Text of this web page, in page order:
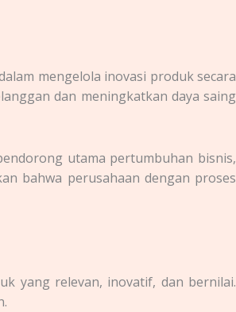
mengelola inovasi produk secara
dan meningkatkan daya saing
utama pertumbuhan bisnis,
bahwa perusahaan dengan proses
yang relevan, inovatif, dan bernilai.